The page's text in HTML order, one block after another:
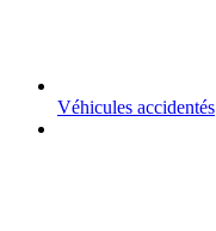
Véhicules accidentés